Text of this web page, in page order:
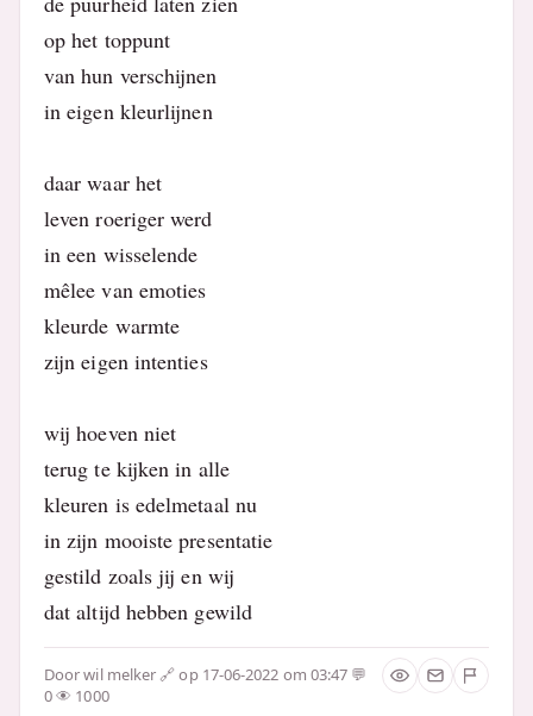
op het toppunt
van hun verschijnen
in eigen kleurlijnen
daar waar het
leven roeriger werd
in een wisselende
mêlee van emoties
kleurde warmte
zijn eigen intenties
wij hoeven niet
terug te kijken in alle
kleuren is edelmetaal nu
in zijn mooiste presentatie
gestild zoals jij en wij
dat altijd hebben gewild
Doorwil melker
op 17-06-2022 om 03:47
0
1000